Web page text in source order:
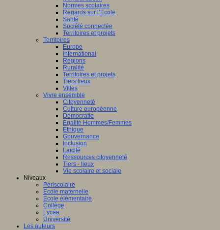
Normes scolaires
Regards sur l’Ecole
Santé
Société connectée
Territoires et projets
Territoires
Europe
International
Régions
Ruralité
Territoires et projets
Tiers lieux
Villes
Vivre ensemble
Citoyenneté
Culture européenne
Démocratie
Egalité Hommes/Femmes
Ethique
Gouvernance
Inclusion
Laïcité
Ressources citoyenneté
Tiers - lieux
Vie scolaire et sociale
Niveaux
Périscolaire
Ecole maternelle
Ecole élémentaire
Collège
Lycée
Université
Les auteurs